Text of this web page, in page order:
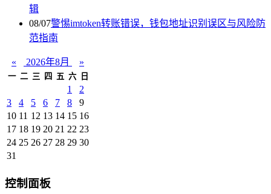
辑
08/07警惕imtoken转账错误，钱包地址识别误区与风险防
范指南
« 2026年8月 »
一 二 三 四 五 六 日
1
2
3
4 5 6 7 8
9
10 11 12 13 14 15 16
17 18 19 20 21 22 23
24 25 26 27 28 29 30
31
控制面板